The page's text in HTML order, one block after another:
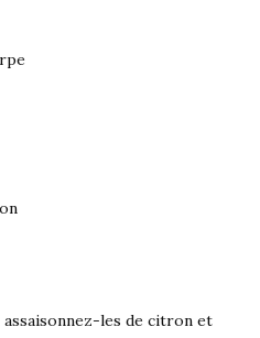
assaisonnez-les de citron et